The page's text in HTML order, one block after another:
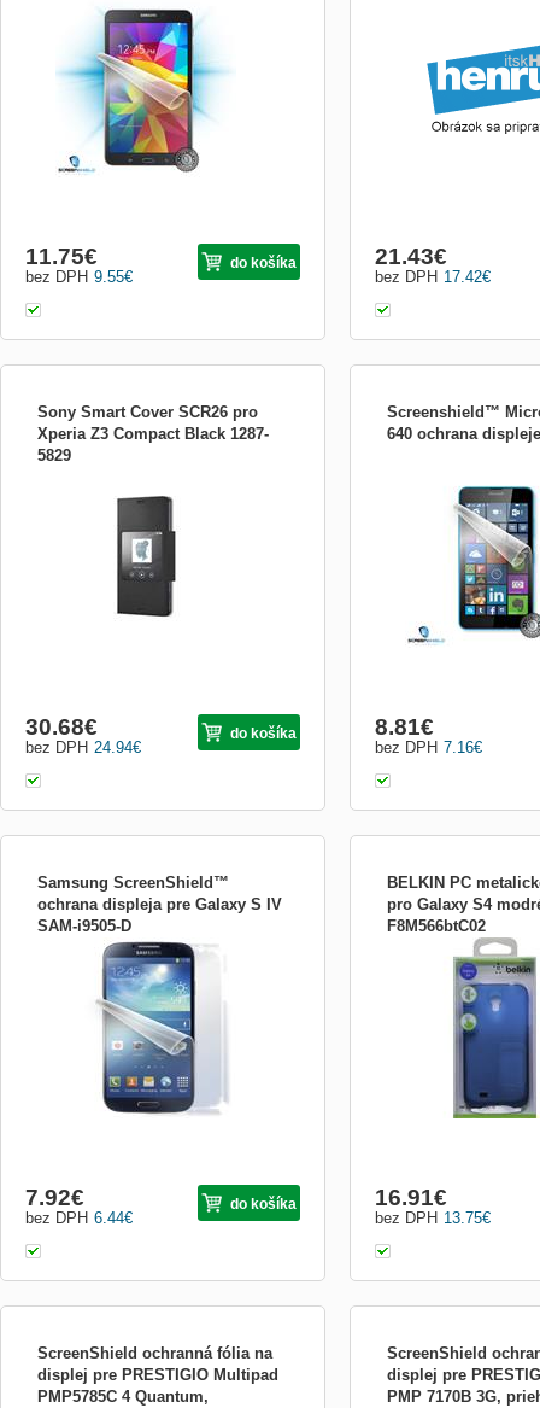
skvělý nástroj pro dlouhodobé zachování
displeje Vašeho tabletu Samsung Galaxy
Tab 4 SM-T330 v perfektní kondici. Zajistí
dokonalou ochranu před odřením
jakéhokoliv charakteru. Přitom je
průhledná a zakryje již ...
9.55€
bez DPH
11.75€ do košíka
17.42€
bez DPH
21.43€
Sony Smart Cover SCR26 pro
Xperia Z3 Compact Black 1287-
5829
důležité informace, kompletní ochrana
ladí s chytrým telefonem. *Model: Sony
Xperia Z3 Compact *Barva: Černá
24.94€
bez DPH
30.68€ do košíka
Screenshield™
640 ochrana
skvělý nástroj pro
displeje Vašeho telefonu
640 v perfektní kondici.
ochranu před odřením
charakteru. Přitom je
již existujíc...
7.16€
bez DPH
8.81€
Samsung ScreenShield™
ochrana displeja pre Galaxy S IV
SAM-i9505-D
Kvalitní fólie ScreenShield představuje
skvělý nástroj pro dlouhodobé zachování
displeje Vašeho telefonu Samsung Galaxy
S4 v perfektní kondici. Zajistí dokonalou
ochranu před odřením jakéhokoliv
charakteru. Přitom je průhledná a zakryje
již existující ...
6.44€
bez DPH
7.92€ do košíka
BELKIN PC
pro Galaxy S4
F8M566btC02
Belkin PC metalické
Galaxy S4, modré
13.75€
bez DPH
16.91€
ScreenShield ochranná fólia na
displej pre PRESTIGIO Multipad
PMP5785C 4 Quantum,
ScreenShield
displej pre
PMP 7170B 3G,